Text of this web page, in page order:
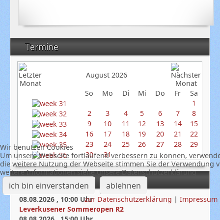
Termine
August 2026
So
Mo Di Mi Do Fr
Sa
1
2
3 4 5 6 7
8
9
10 11 12 13 14
15
16
17 18 19 20 21
22
23
24 25 26 27 28
29
30
31
Nächste Termine
08.08.2026 , 10:00 Uhr
Leverkusener Sommeropen R2
Wir benutzen Cookies
Um unsere Webseite fortlaufend verbessern zu können,
die weitere Nutzung der Webseite stimmen Sie der Verwendung
weitere Informationen siehe unsere Datenschutzerklärung
ich bin einverstanden ablehnen
zur Datenschutzerklärung | Impressum